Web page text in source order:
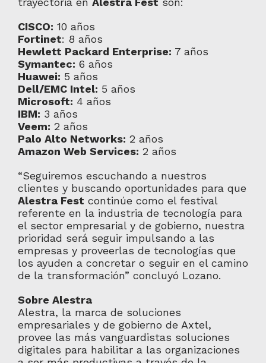
CISCO: 10 años
Fortinet: 8 años
Hewlett Packard Enterprise: 7 años
Symantec: 6 años
Huawei: 5 años
Dell/EMC Intel: 5 años
Microsoft: 4 años
IBM: 3 años
Veem: 2 años
Palo Alto Networks: 2 años
Amazon Web Services: 2 años
“Seguiremos escuchando a nuestros
clientes y buscando oportunidades para que
Alestra Fest continúe como el festival
referente en la industria de tecnología para
el sector empresarial y de gobierno, nuestra
prioridad será seguir impulsando a las
empresas y proveerlas de tecnologías que
los ayuden a concretar o seguir en el camino
de la transformación” concluyó Lozano.
Sobre Alestra
Alestra, la marca de soluciones
empresariales y de gobierno de Axtel,
provee las más vanguardistas soluciones
digitales para habilitar a las organizaciones